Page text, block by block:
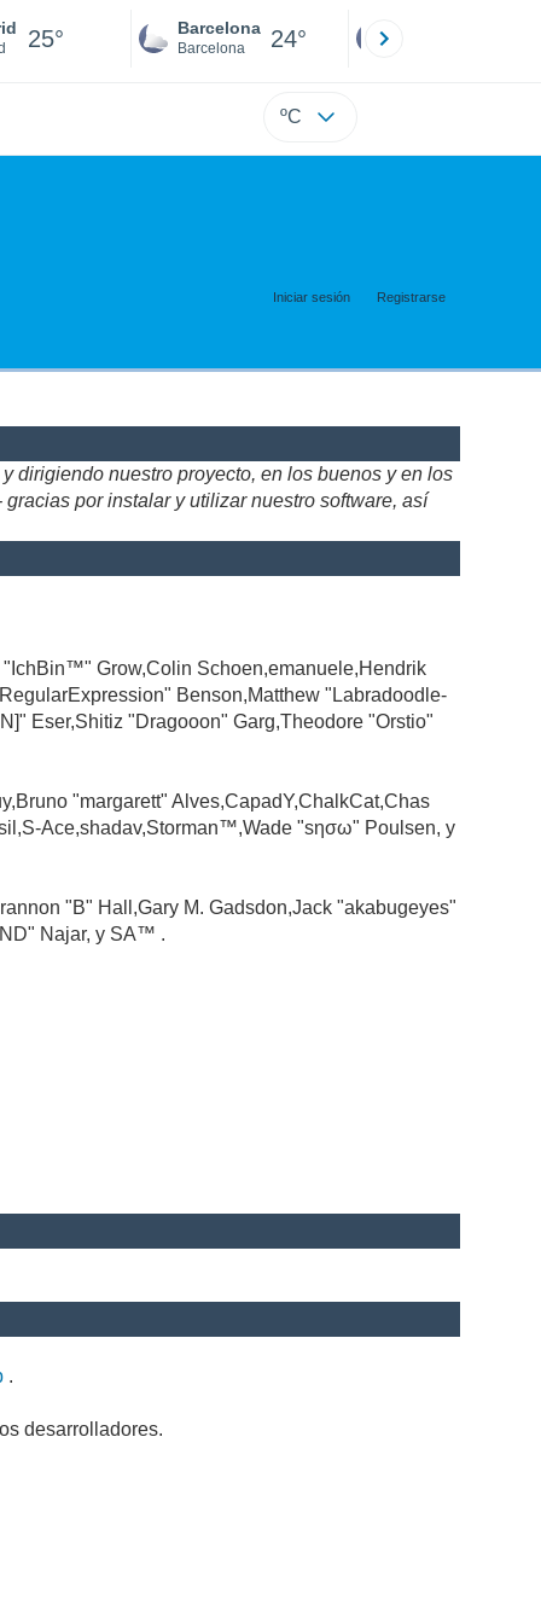
25° Barcelona
Barcelona 24°
ºC
Iniciar sesión Registrarse
dirigiendo nuestro proyecto, en los buenos y en los
por instalar y utilizar nuestro software, así
Grow,Colin Schoen,emanuele,Hendrik
Benson,Matthew "Labradoodle-
Eser,Shitiz "Dragooon" Garg,Theodore "Orstio"
"margarett" Alves,CapadY,ChalkCat,Chas
Ace,shadav,Storman™,Wade "sησω" Poulsen, y
"B" Hall,Gary M. Gadsdon,Jack "akabugeyes"
Najar, y SA™ .
.
desarrolladores.